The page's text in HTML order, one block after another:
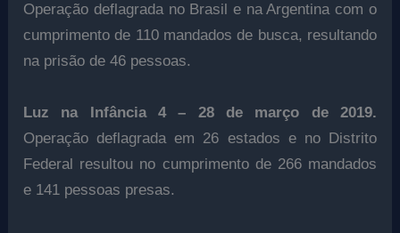
Operação deflagrada no Brasil e na Argentina com o
cumprimento de 110 mandados de busca, resultando
na prisão de 46 pessoas.
Luz na Infância 4 – 28 de março de 2019.
Operação deflagrada em 26 estados e no Distrito
Federal resultou no cumprimento de 266 mandados
e 141 pessoas presas.